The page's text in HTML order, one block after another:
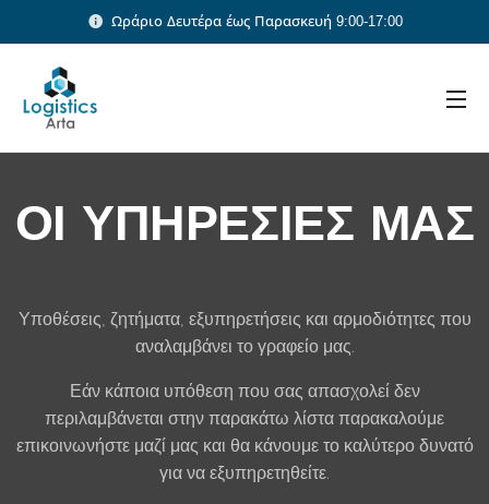
Ωράριο Δευτέρα έως Παρασκευή 9:00-17:00
ΟΙ ΥΠΗΡΕΣΙΕΣ ΜΑΣ
Υποθέσεις, ζητήματα, εξυπηρετήσεις και αρμοδιότητες που
αναλαμβάνει το γραφείο μας.
Εάν κάποια υπόθεση που σας απασχολεί δεν
περιλαμβάνεται στην παρακάτω λίστα παρακαλούμε
επικοινωνήστε μαζί μας και θα κάνουμε το καλύτερο δυνατό
για να εξυπηρετηθείτε.